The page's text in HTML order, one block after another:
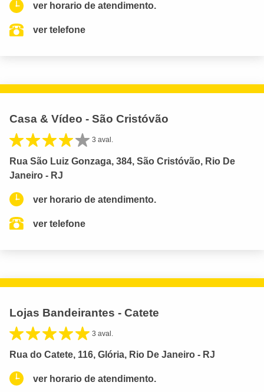
ver horario de atendimento.
ver telefone
Casa & Vídeo - São Cristóvão
3 aval.
Rua São Luiz Gonzaga, 384, São Cristóvão, Rio De
Janeiro - RJ
ver horario de atendimento.
ver telefone
Lojas Bandeirantes - Catete
3 aval.
Rua do Catete, 116, Glória, Rio De Janeiro - RJ
ver horario de atendimento.